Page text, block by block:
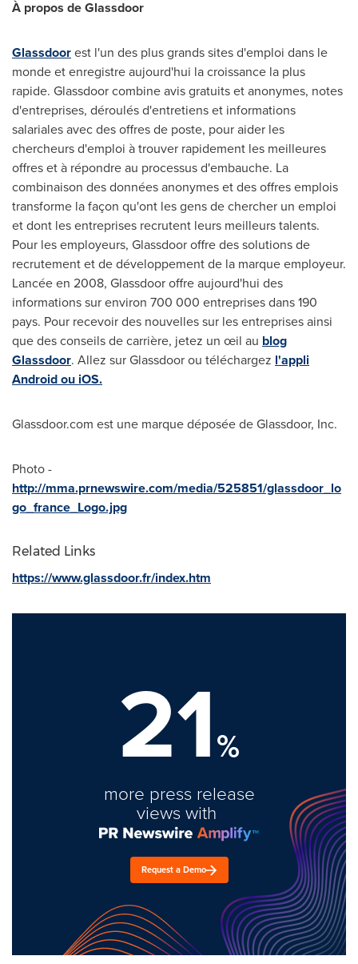
À propos de Glassdoor
Glassdoorest l'un des plus grands sites d'emploi dans le
monde et enregistre aujourd'hui la croissance la plus
rapide. Glassdoor combine avis gratuits et anonymes, notes
d'entreprises, déroulés d'entretiens et informations
salariales avec des offres de poste, pour aider les
chercheurs d'emploi à trouver rapidement les meilleures
offres et à répondre au processus d'embauche. La
combinaison des données anonymes et des offres emplois
transforme la façon qu'ont les gens de chercher un emploi
et dont les entreprises recrutent leurs meilleurs talents.
Pour les employeurs, Glassdoor offre des solutions de
recrutement et de développement de la marque employeur.
Lancée en 2008, Glassdoor offre aujourd'hui des
informations sur environ 700 000 entreprises dans 190
pays. Pour recevoir des nouvelles sur les entreprises ainsi
que des conseils de carrière, jetez un œil au blog
Glassdoor. Allez sur Glassdoor ou téléchargez l'appli
Android ou iOS.
Glassdoor.com est une marque déposée de Glassdoor, Inc.
Photo -
http://mma.prnewswire.com/media/525851/glassdoor_lo
go_france_Logo.jpg
Related Links
https://www.glassdoor.fr/index.htm
21%
more press release
views with
Request a Demo